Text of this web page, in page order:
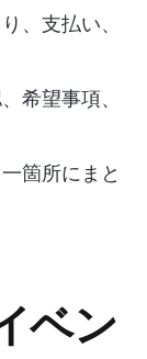
、支払い、
希望事項、
箇所にまと
ベン